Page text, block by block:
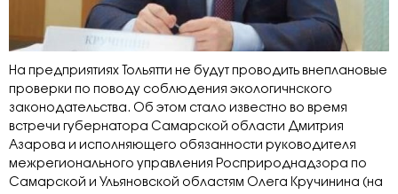
На предприятиях Тольятти не будут проводить внеплановые
проверки по поводу соблюдения экологичнского
законодательства. Об этом стало известно во время
встречи губернатора Самарской области Дмитрия
Азарова и исполняющего обязанности руководителя
межрегионального управления Росприроднадзора по
Самарской и Ульяновской областям Олега Кручинина (на